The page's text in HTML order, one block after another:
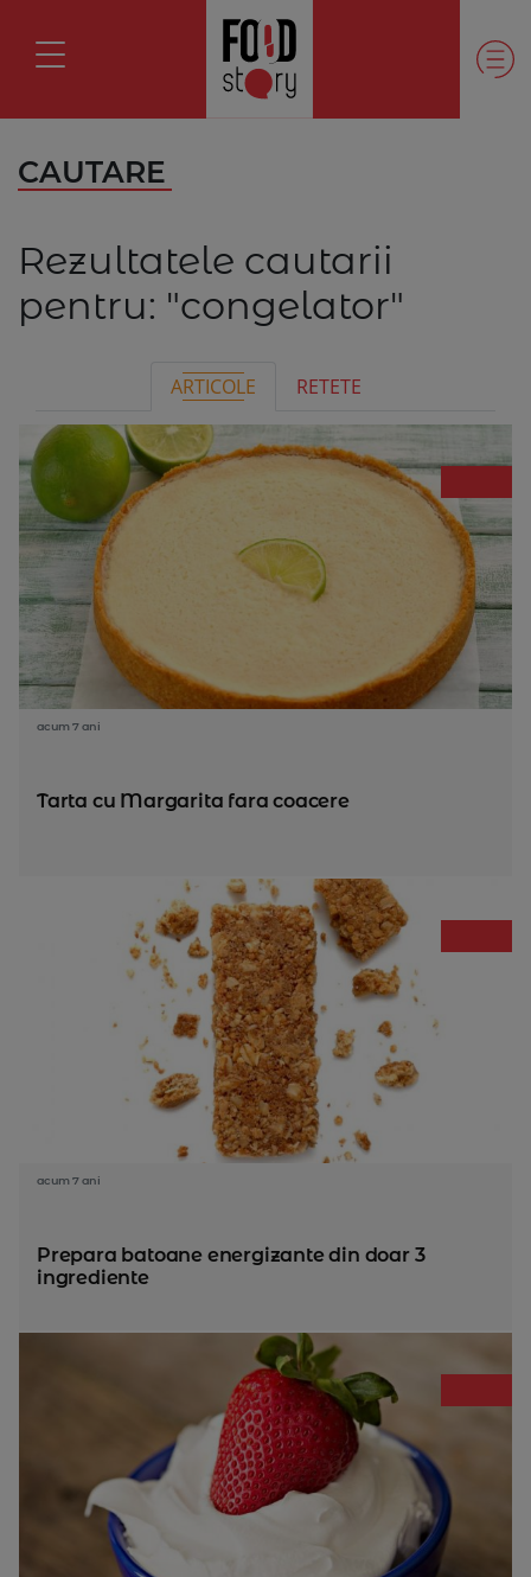
CAUTARE
Rezultatele cautarii
pentru: "congelator"
ARTICOLE RETETE
acum 7 ani
Tarta cu Margarita fara coacere
acum 7 ani
Prepara batoane energizante din doar 3
ingrediente